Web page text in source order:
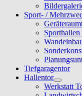
Sport- /
Sporthallen
Tiefgaragentor
Hallentor
Werkstatt